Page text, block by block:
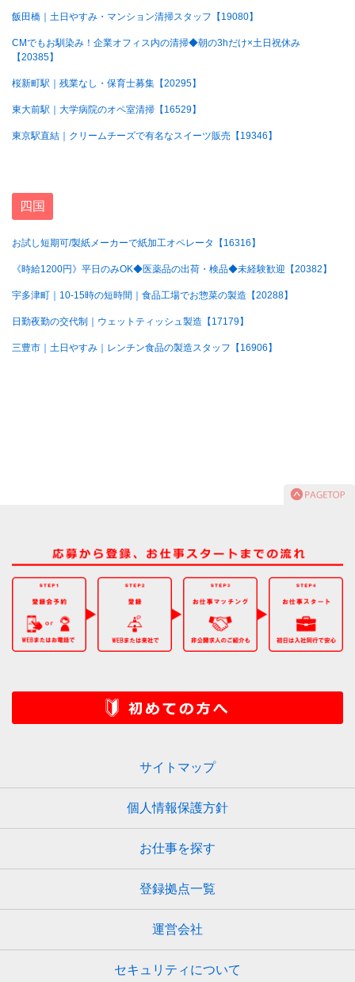
飯田橋｜土日やすみ・マンション清掃スタッフ【19080】
CMでもお馴染み！企業オフィス内の清掃◆朝の3hだけ×土日祝休み
【20385】
桜新町駅｜残業なし・保育士募集【20295】
東大前駅｜大学病院のオペ室清掃【16529】
東京駅直結｜クリームチーズで有名なスイーツ販売【19346】
四国
お試し短期可/製紙メーカーで紙加工オペレータ【16316】
《時給1200円》平日のみOK◆医薬品の出荷・検品◆未経験歓迎【20382】
宇多津町｜10-15時の短時間｜食品工場でお惣菜の製造【20288】
日勤夜勤の交代制｜ウェットティッシュ製造【17179】
三豊市｜土日やすみ｜レンチン食品の製造スタッフ【16906】
サイトマップ
個人情報保護方針
お仕事を探す
登録拠点一覧
運営会社
セキュリティについて